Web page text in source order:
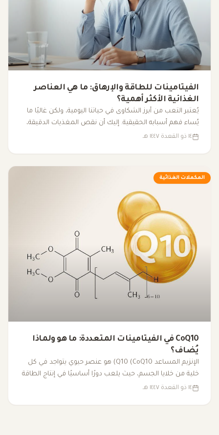
الفيتامينات للطاقة والإرهاق: ما هي العناصر
الغذائية الأكثر أهمية؟
يُعتبر التعب من أبرز الشكاوى في حياتنا اليومية، ولكن غالبًا ما
يُساء فهم أسبابه الحقيقية. إليك أن نقص المغذيات الدقيقة،
مثل الفيتامينات والمعادن الأساسية، يمكن أن يكون له تأثير
١٤ ذو القعدة ١٤٤٧ هـ
المكملات الغذائية
CoQ10 في الفيتامينات المتعددة: ما هو ولماذا
يُضاف؟
الإنزيم المساعد Q10 (CoQ10) هو عنصر حيوي يتواجد في كل
خلية من خلايا الجسم، حيث يلعب دورًا أساسيًا في إنتاج الطاقة
داخل الميتوكوندريا. مع تقدم العمر أو بسبب بعض العوامل
١٤ ذو القعدة ١٤٤٧ هـ